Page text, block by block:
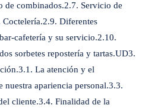
de combinados.2.7. Servicio de
Diferentes
cafetería y su servicio.2.10.
sorbetes repostería y tartas.UD3.
La atención y el
apariencia personal.3.3.
cliente.3.4. Finalidad de la